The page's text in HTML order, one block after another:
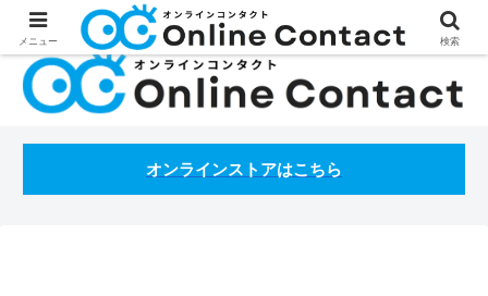
処方箋不要のコンタクトレンズ通販オンラインコンタクトBLOG
オンラインストアはこちら
メニュー 検索